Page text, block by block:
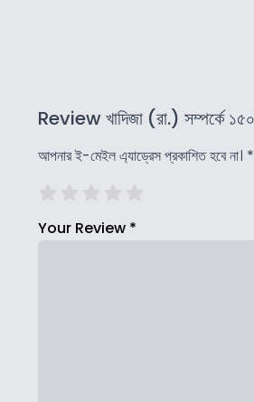
Review খাদিজা (রা.) সম্পর্কে ১৫০
আপনার ই-মেইল এ্যাড্রেস প্রকাশিত হবে না। *
Your Review *